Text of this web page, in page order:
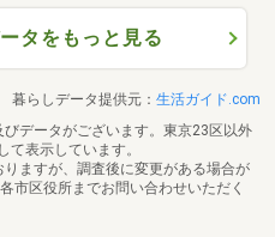
タをもっと見る
暮らしデータ提供元： 生活ガイド.com
データがございます。東京23区以外
表示しています。
ますが、調査後に変更がある場合が
市区役所までお問い合わせいただく